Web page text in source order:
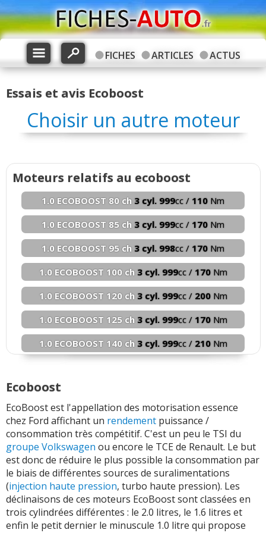
FICHES ARTICLES ACTUS
Essais et avis Ecoboost
Choisir un autre moteur
Moteurs relatifs au ecoboost
1.0 ECOBOOST 80 ch 3 cyl. 999cc / 110 Nm
1.0 ECOBOOST 85 ch 3 cyl. 999cc / 170 Nm
1.0 ECOBOOST 95 ch 3 cyl. 998cc / 170 Nm
1.0 ECOBOOST 100 ch 3 cyl. 999cc / 170Nm
1.0 ECOBOOST 120 ch 3 cyl. 999cc / 200Nm
1.0 ECOBOOST 125 ch 3 cyl. 999cc / 170Nm
1.0 ECOBOOST 140 ch 3 cyl. 999cc / 210Nm
1.0 ECOBOOST MHE 125 c
1.0 ECOBOOST MHE 155 c
1.0 ST ECOBOOST MHE 48
1.5 ECOBOOST 120 ch 4 cyl. 1497cc /240Nm
1.5 ECOBOOST 150 ch 4 cyl. 1497 cc / 240Nm
Ecoboost
EcoBoost est l'appellation des motorisation essence
chez Ford affichant un rendement puissance /
consommation très compétitif. C'est un peu le TSI du
groupe Volkswagen ou encore le TCE de Renault. Le but
est donc de réduire le plus possible la consommation par
le biais de différentes sources de suralimentations
(injection haute pression, turbo haute pression). Les
déclinaisons de ces moteurs EcoBoost sont classées en
trois cylindrées différentes : le 2.0 litres, le 1.6 litres et
enfin le petit dernier le minuscule 1.0 litre qui propose